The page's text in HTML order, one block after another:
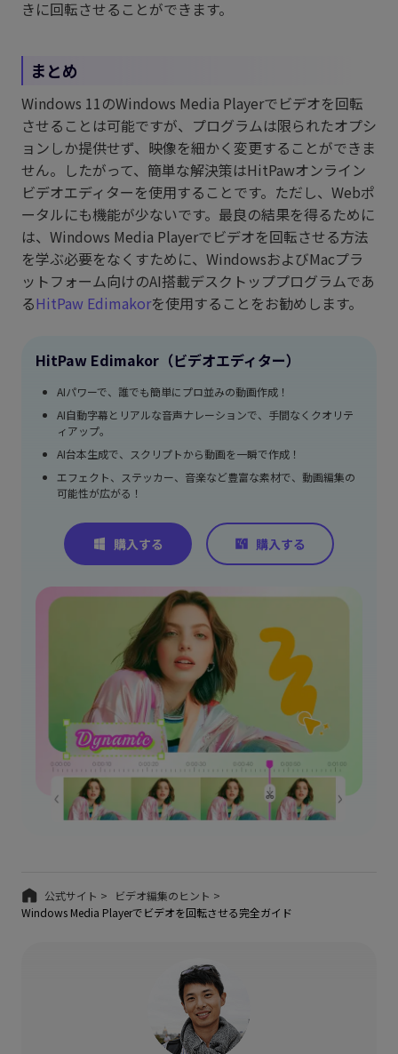
きに回転させることができます。
まとめ
Windows 11のWindows Media Playerでビデオを回転
させることは可能ですが、プログラムは限られたオプシ
ョンしか提供せず、映像を細かく変更することができま
せん。したがって、簡単な解決策はHitPawオンライン
ビデオエディターを使用することです。ただし、Webポ
ータルにも機能が少ないです。最良の結果を得るために
は、Windows Media Playerでビデオを回転させる方法
を学ぶ必要をなくすために、WindowsおよびMacプラ
ットフォーム向けのAI搭載デスクトッププログラムであ
るHitPaw Edimakorを使用することをお勧めします。
HitPaw Edimakor（ビデオエディター）
AIパワーで、誰でも簡単にプロ並みの動画作成！
AI自動字幕とリアルな音声ナレーションで、手間なくクオリテ
ィアップ。
AI台本生成で、スクリプトから動画を一瞬で作成！
エフェクト、ステッカー、音楽など豊富な素材で、動画編集の
可能性が広がる！
公式サイト >
ビデオ編集のヒント >
Windows Media Playerでビデオを回転させる完全ガイド